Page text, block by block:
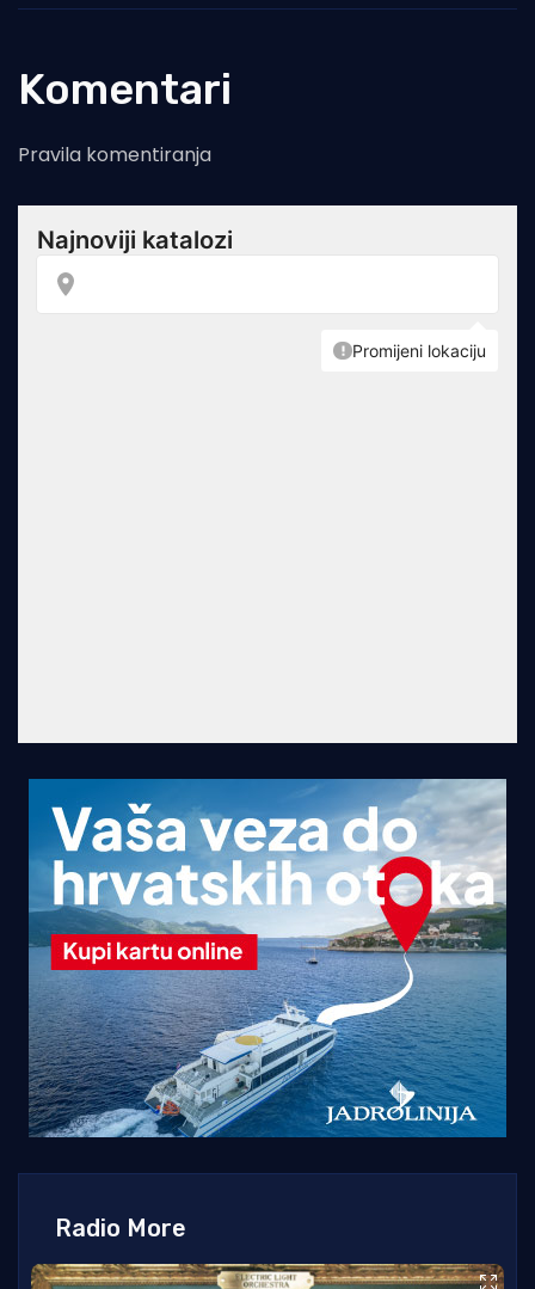
Komentari
Pravila komentiranja
Radio More